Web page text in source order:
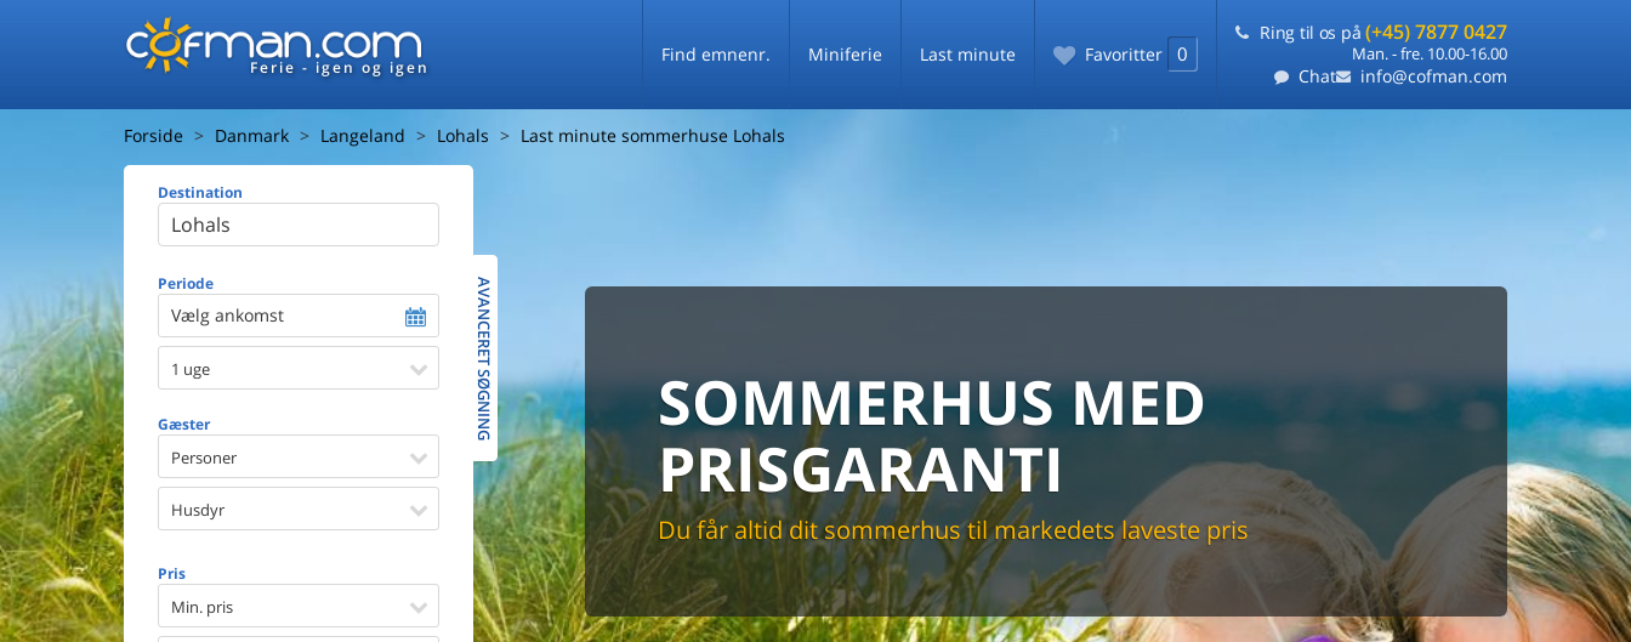
Ferie - igen og igen
Find emnenr. Miniferie Last minute Favoritter 0
Ring til os på (+45) 7877 0427
Man. - fre. 10.00-16.00
Chat info@cofman.com
Forside Danmark Langeland Lohals Last minute sommerhuse Lohals
Destination
Periode
Vælg ankomst
1 uge
Gæster
Personer
Husdyr
Pris
Min. pris
Afstand til vand
Udsigt til vand
Faciliteter
Swimmingpool
Spa
Sauna
Internet
Parabol/kabel TV
Brændeovn
Opvaskemaskine
Vaskemaskine
Tørretumbler
Ikkeryger
AVANCERET SØGNING
SOMMERHUSE I
LOHALS
28 sommerhuse i Lohals
SOMMERHUS MED
PRISGARANTI
Du får altid dit sommerhus til markedets laveste pris
HELE DANMARKS
SOMMERHUSUDLEJNING
De fleste danske sommerhuse samlet på ét sted